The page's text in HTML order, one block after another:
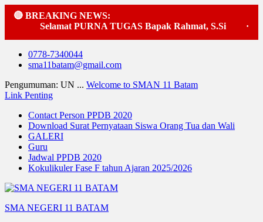
🔴 BREAKING NEWS:
Selamat PURNA TUGAS Bapak Rahmat, S.Si
Skip
0778-7340044
sma11batam@gmail.com
Pengumuman: UN ... Welcome to SMAN 11 Batam
Link Penting
Contact Person PPDB 2020
Download Surat Pernyataan Siswa Orang Tua dan Wali
GALERI
Guru
Jadwal PPDB 2020
Kokulikuler Fase F tahun Ajaran 2025/2026
SMA NEGERI 11 BATAM